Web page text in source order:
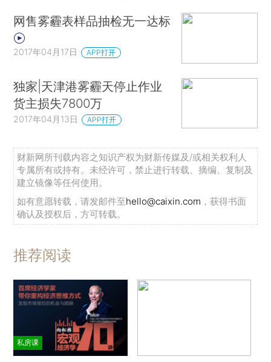
网售雾霾表样品抽检无一达标
2017年04月17日 APP打开
独家|天津港雾霾天停止作业
货主损失7800万
2017年04月13日 APP打开
财新网所刊载内容之知识产权为财新传媒及/或相关权利人
专属所有或持有。未经许可，禁止进行转载、摘编、复制及
建立镜像等任何使用。
如有意愿转载，请发邮件至hello@caixin.com ，获得书面
确认及授权后，方可转载。
推荐阅读
私房课